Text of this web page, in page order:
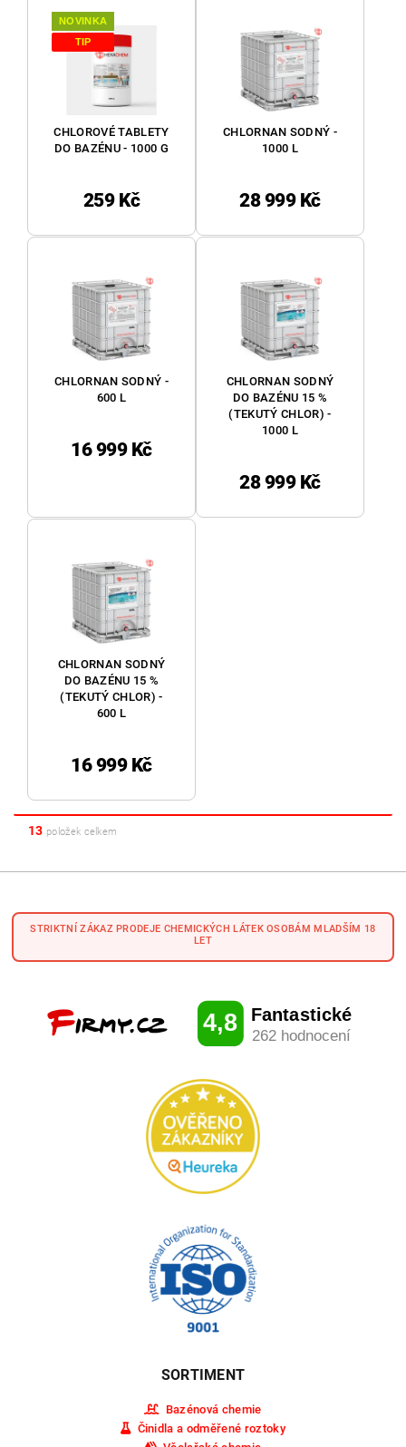
NOVINKA
TIP
CHLOROVÉ TABLETY
DO BAZÉNU - 1000 G
259 Kč
CHLORNAN SODNÝ -
1000 L
28 999 Kč
CHLORNAN SODNÝ -
600 L
16 999 Kč
CHLORNAN SODNÝ
DO BAZÉNU 15 %
(TEKUTÝ CHLOR) -
1000 L
28 999 Kč
CHLORNAN SODNÝ
DO BAZÉNU 15 %
(TEKUTÝ CHLOR) -
600 L
16 999 Kč
13 položek celkem
STRIKTNÍ ZÁKAZ PRODEJE CHEMICKÝCH LÁTEK OSOBÁM MLADŠÍM 18
LET
SORTIMENT
Bazénová chemie
Činidla a odměřené roztoky